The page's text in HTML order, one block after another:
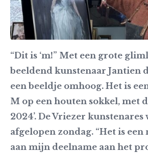
“Dit is ‘m!” Met een grote
beeldend kunstenaar Jantien
een beeldje omhoog. Het is
M op een houten sokkel, met
2024’. De Vriezer
afgelopen zondag. “Het is
aan mijn deelname aan het